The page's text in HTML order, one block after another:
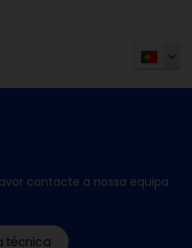
contacte a nossa equipa
técnica